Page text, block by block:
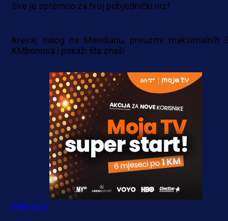
Sve je spremno za tvoj pobjednički niz!
Kreiraj nalog na Meridianu, preuzmi maksimalnih
KMbonusa i pokaži šta znaš!
#Meridian